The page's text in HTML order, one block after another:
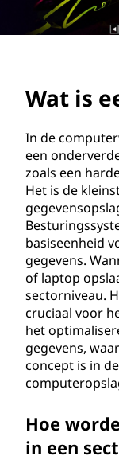
r
Wat is
In de
een
zoals een
Het is de
basiseenheid
gegevens.
of laptop
sectorniveau.
cruciaal voor
het
gegevens,
concept is in
Hoe
in een